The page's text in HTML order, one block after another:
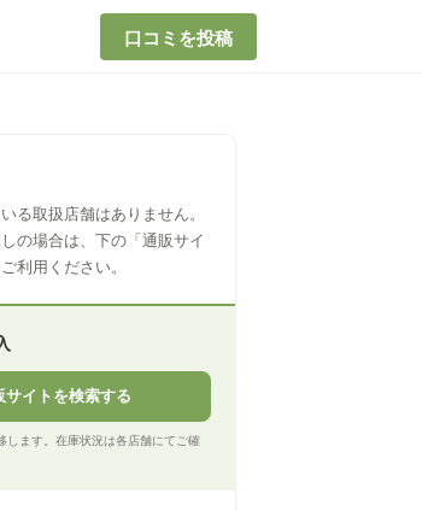
口コミを投稿
る取扱店舗はありません。
の場合は、下の「通販サイ
利用ください。
サイトを検索する
します。在庫状況は各店舗にてご確